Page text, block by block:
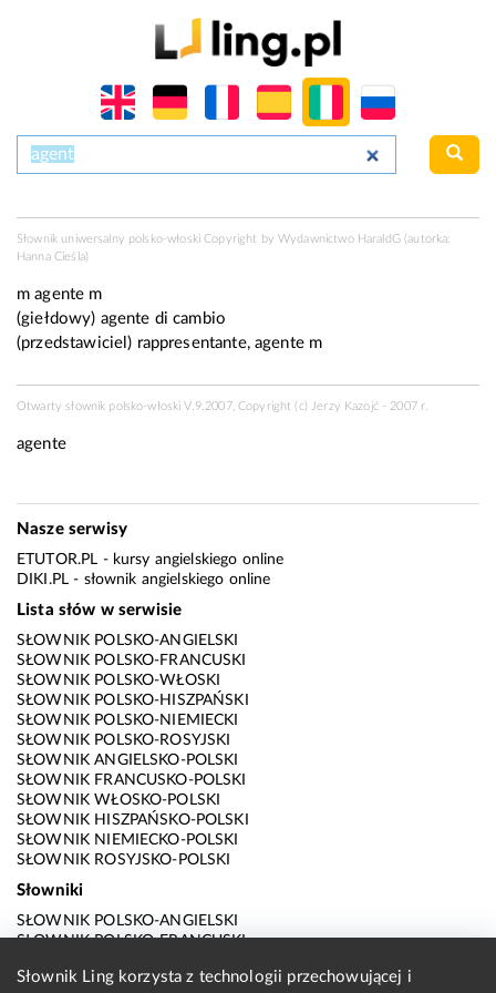
Słownik uniwersalny polsko-włoski Copyright by Wydawnictwo HaraldG(autorka:
Hanna Cieśla)
m agente m
(giełdowy) agente di cambio
(przedstawiciel ) rappresentante, agente m
Otwarty słownik polsko-włoski V.9.2007, Copyright (c) Jerzy Kazojć - 2007 r.
agente
Nasze serwisy
ETUTOR.PL - kursy angielskiego online
DIKI.PL - słownik angielskiego online
Lista słów w serwisie
SŁOWNIK POLSKO-ANGIELSKI
SŁOWNIK POLSKO-FRANCUSKI
SŁOWNIK POLSKO-WŁOSKI
SŁOWNIK POLSKO-HISZPAŃSKI
SŁOWNIK POLSKO-NIEMIECKI
SŁOWNIK POLSKO-ROSYJSKI
SŁOWNIK ANGIELSKO-POLSKI
SŁOWNIK FRANCUSKO-POLSKI
SŁOWNIK WŁOSKO-POLSKI
SŁOWNIK HISZPAŃSKO-POLSKI
SŁOWNIK NIEMIECKO-POLSKI
SŁOWNIK ROSYJSKO-POLSKI
Słowniki
SŁOWNIK POLSKO-ANGIELSKI
SŁOWNIK POLSKO-FRANCUSKI
SŁOWNIK POLSKO-HISZPAŃSKI
Słownik Ling korzysta z technologii przechowującej i